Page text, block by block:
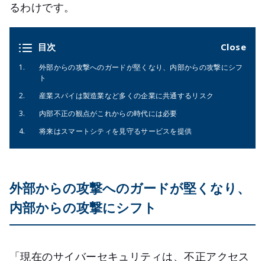
るわけです。
目次
外部からの攻撃へのガードが堅くなり、内部からの攻撃にシフ
ト
産業スパイは製造業など多くの企業に共通するリスク
内部不正の観点がこれからの時代には必要
将来はスマートシティを見守るサービスを提供
外部からの攻撃へのガードが堅くなり、
内部からの攻撃にシフト
「現在のサイバーセキュリティは、不正アクセス